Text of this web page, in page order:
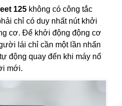
125 không có công tắc
chỉ có duy nhất nút khởi
cơ. Để khởi động động cơ
lái chỉ cần một lần nhấn
động quay đến khi máy nổ
mới.